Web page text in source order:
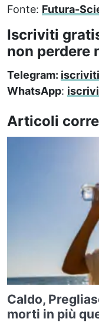
Fonte: Futura-
Iscriviti
non perdere
Telegram:
WhatsApp:
Articoli
Caldo,
morti in più